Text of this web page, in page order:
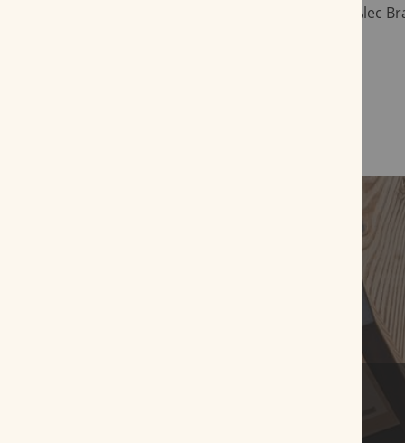
Exemplare aus dem renommierten Hause Alec